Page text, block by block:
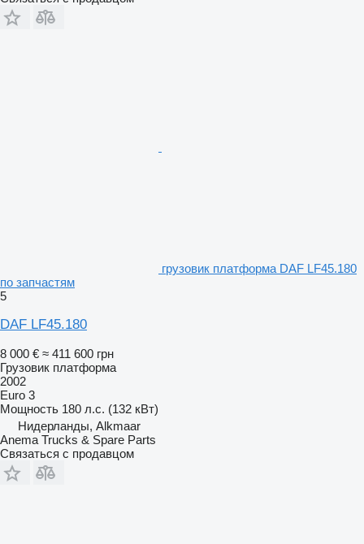
грузовик платформа DAF LF45.180
по запчастям
5
DAF LF45.180
8 000 € ≈ 411 600 грн
Грузовик платформа
2002
Euro 3
Мощность 180 л.с. (132 кВт)
Нидерланды, Alkmaar
Anema Trucks & Spare Parts
Связаться с продавцом